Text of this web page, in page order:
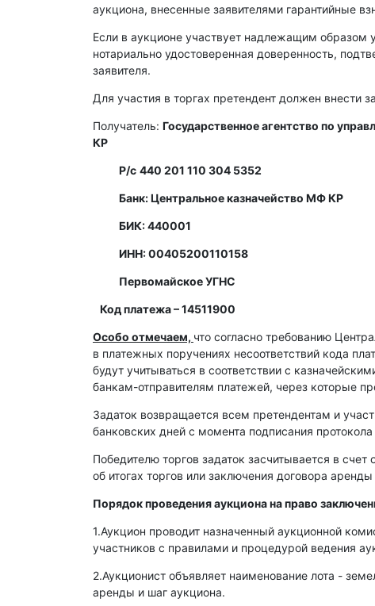
аукциона, внесенные заявителями гарантийные
Если в аукционе участвует надлежащим образом
нотариально удостоверенная доверенность,
заявителя.
Для участия в торгах претендент должен внести
Получатель: Государственное агентство по
КР
Р/с 440 201 110 304 5352
Банк: Центральное казначейство МФ КР
БИК: 440001
ИНН: 00405200110158
Первомайское УГНС
Код платежа – 14511900
Особо отмечаем, что согласно требованию
в платежных поручениях несоответствий кода
будут учитываться в соответствии с
банкам-отправителям платежей, через которые
Задаток возвращается всем претендентам и
банковских дней с момента подписания протокола
Победителю торгов задаток засчитывается в
об итогах торгов или заключения договора
Порядок проведения аукциона на право
1.Аукцион проводит назначенный аукционной
участников с правилами и процедурой ведения
2.Аукционист объявляет наименование лота -
аренды и шаг аукциона.